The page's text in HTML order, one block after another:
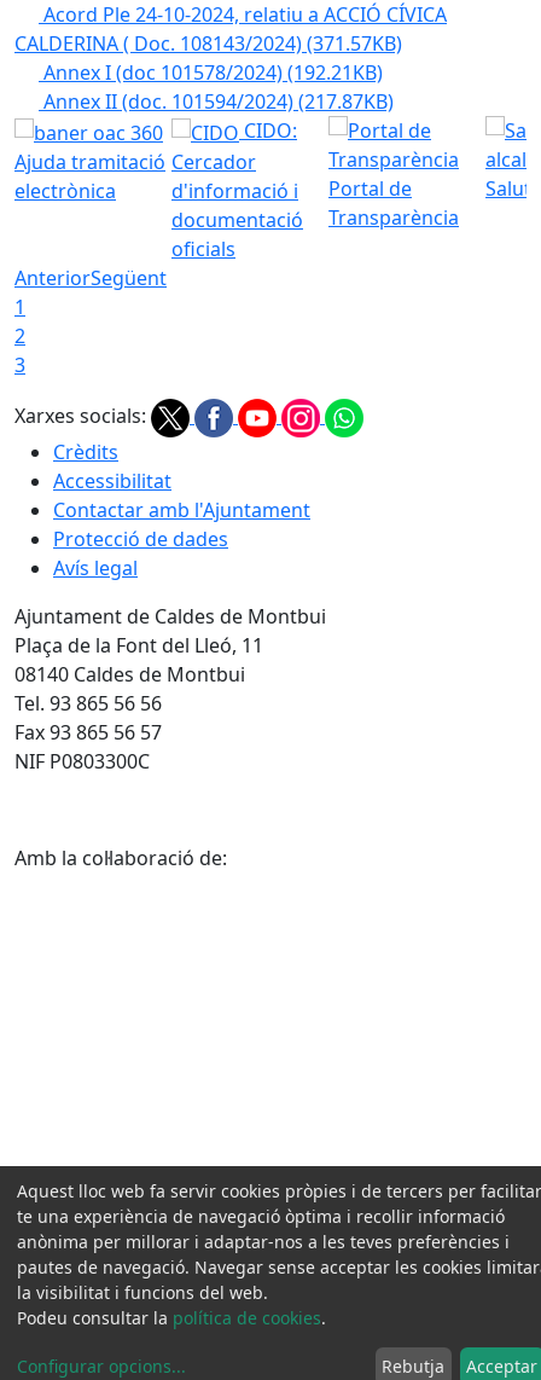
Acord Ple 24-10-2024, relatiu a ACCIÓ CÍVICA
CALDERINA ( Doc. 108143/2024)(371.57KB)
Annex I (doc 101578/2024)(192.21KB)
Annex II (doc. 101594/2024)(217.87KB)
Ajuda tramitació
electrònica
CIDO:
Cercador
d'informació i
documentació
oficials
Portal de
Transparència
AnteriorSegüent
1
2
3
Xarxes socials:
Crèdits
Accessibilitat
Contactar amb l'Ajuntament
Protecció de dades
Avís legal
Ajuntament de Caldes de Montbui
Plaça de la Font del Lleó, 11
08140 Caldes de Montbui
Tel. 93 865 56 56
Fax 93 865 56 57
NIF P0803300C
Amb la col·laboració de:
Aquest lloc web fa servir cookies pròpies i de tercers per
te una experiència de navegació òptima i recollir informació
anònima per millorar i adaptar-nos a les teves preferències i
pautes de navegació. Navegar sense acceptar les cookies
la visibilitat i funcions del web.
Podeu consultar la política de cookies.
Configurar opcions... Rebutja Acceptar